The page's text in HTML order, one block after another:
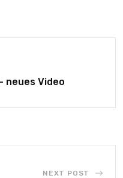
neues Video
NEXT POST